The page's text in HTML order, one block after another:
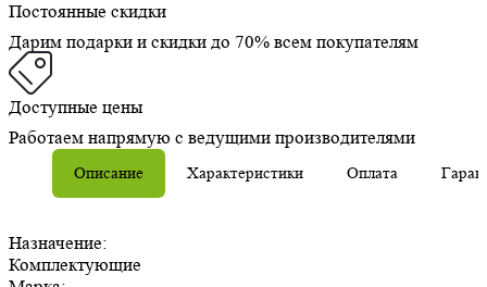
Постоянные скидки
Дарим подарки и скидки до 70% всем покупателям
Доступные цены
Работаем напрямую с ведущими производителями
Описание Характеристики Оплата
Назначение:
Комплектующие